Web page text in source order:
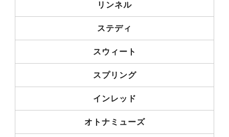
リンネル
ステディ
スウィート
スプリング
インレッド
オトナミューズ